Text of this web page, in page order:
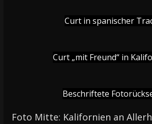
Curt in spanischer
Curt „mit Freund“ in
Beschriftete
Foto Mitte: Kalifornien an